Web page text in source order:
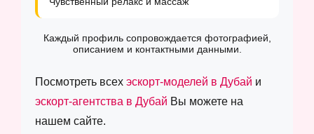
Каждый профиль сопровождается фотографией,
описанием и контактными данными.
Посмотреть всех эскорт-моделей в Дубай и
эскорт-агентства в Дубай Вы можете на
нашем сайте.